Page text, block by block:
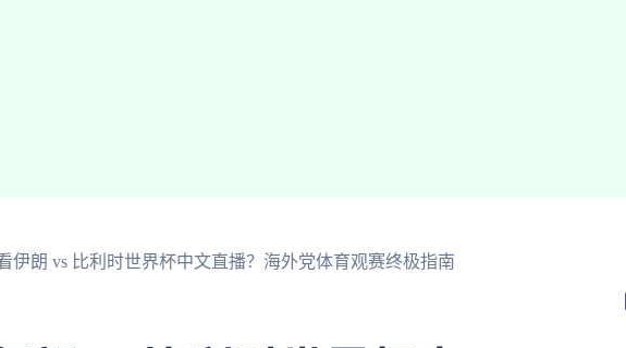
伊朗 vs 比利时世界杯中文直播？海外党体育观赛终极指南